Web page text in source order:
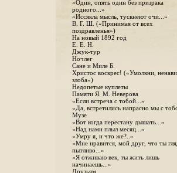
«Один, опять один без призрака
родного...»
«Иссякла мысль, тускнеют очи...»
В. Г. Ш. («Принимая от всех
поздравленья»)
На новый 1892 год
Е. Е. Н.
Джук-тур
Ночлег
Сане и Миле Б.
Христос воскрес! («Умолкни,
злоба»)
Недопетые куплеты
Памяти Я. М. Неверова
«Если встреча с тобой...»
«Да, встретились напрасно мы с
Музе
«Вот когда перестану дышать...»
«Над нами плыл месяц...»
«Умру я, и что же?..»
«Мне нравится, мой друг, что ты
пытливо...»
«Я отживаю век, ты жить лишь
начинаешь...»
Друзьям